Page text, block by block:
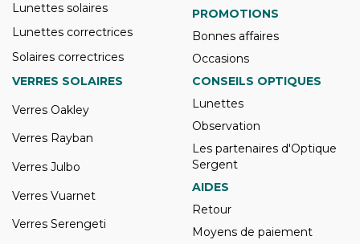
Lunettes solaires
Lunettes correctrices
Solaires correctrices
PROMOTIONS
Bonnes affaires
Occasions
VERRES SOLAIRES
Verres Oakley
Verres Rayban
Verres Julbo
Verres Vuarnet
Verres Serengeti
CONSEILS OPTIQUES
Lunettes
Observation
Les partenaires d'Optique
Sergent
AIDES
Retour
Moyens de paiement